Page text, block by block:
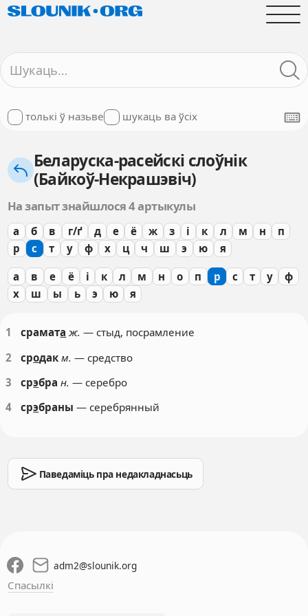
толькі ў назьве шукаць ва ўсіх
Беларуска-расейскі слоўнік
(Байкоў-Некрашэвіч)
На запыт знайшлося 4 артыкулы
а б в г/ґ д е ё ж з і к л м н
п
р
с т у ф х ц ч ш э ю я
а в е ё і к л м н о п р с т у
ф
х
ш ы ь э ю я
1 срамата ж. — стыд, посрамление
2
сродак м. — средство
3
срэбра н. — серебро
4
срэбраны — серебрянный
Паведаміць пра недакладнасьць
adm2@slounik.org
Спасылкі